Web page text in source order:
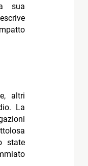
sua
altri
La
state